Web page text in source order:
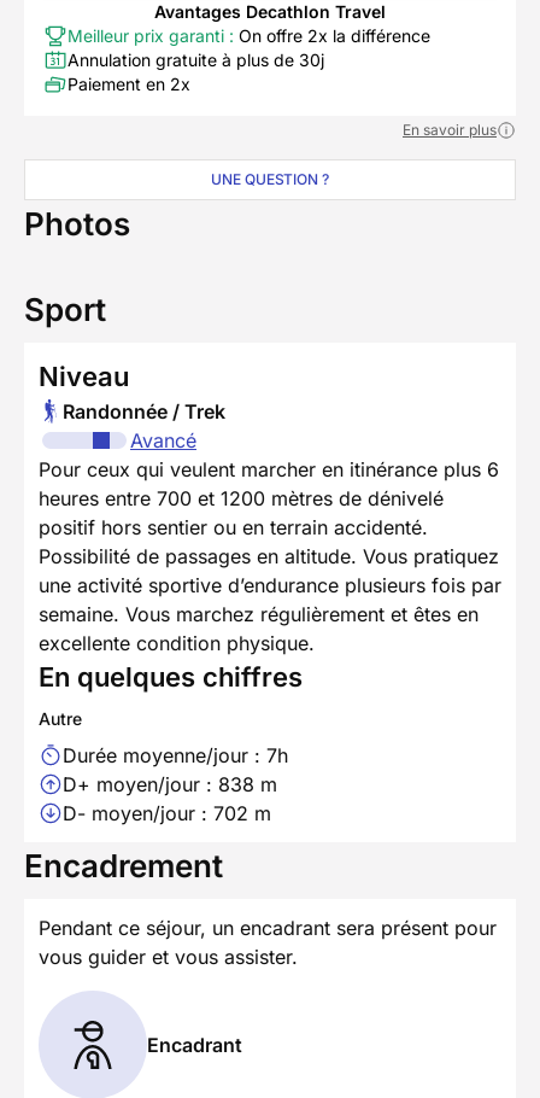
Avantages Decathlon Travel
Meilleur prix garanti : On offre 2x la différence
Annulation gratuite à plus de 30j
Paiement en 2x
En savoir plus
UNE QUESTION ?
Photos
Sport
Niveau
Randonnée / Trek
Avancé
Pour ceux qui veulent marcher en itinérance plus 6
heures entre 700 et 1200 mètres de dénivelé
positif hors sentier ou en terrain accidenté.
Possibilité de passages en altitude. Vous pratiquez
une activité sportive d’endurance plusieurs fois par
semaine. Vous marchez régulièrement et êtes en
excellente condition physique.
En quelques chiffres
Autre
Durée moyenne/jour : 7h
D+ moyen/jour : 838 m
D- moyen/jour : 702 m
Encadrement
Pendant ce séjour, un encadrant sera présent pour
vous guider et vous assister.
Encadrant